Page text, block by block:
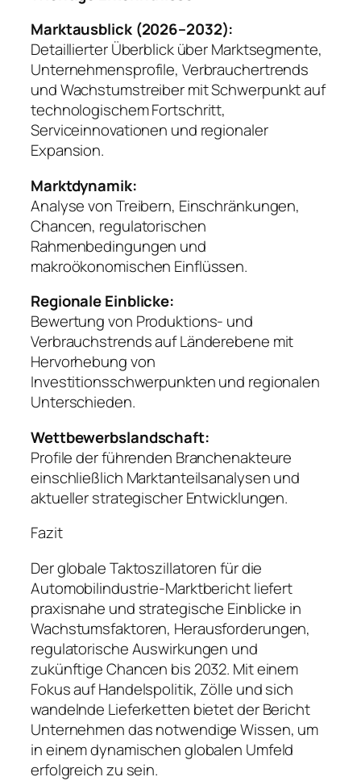
Marktausblick (2026–2032):
Detaillierter Überblick über Marktsegmente,
Unternehmensprofile, Verbrauchertrends
und Wachstumstreiber mit Schwerpunkt auf
technologischem Fortschritt,
Serviceinnovationen und regionaler
Expansion.
Marktdynamik:
Analyse von Treibern, Einschränkungen,
Chancen, regulatorischen
Rahmenbedingungen und
makroökonomischen Einflüssen.
Regionale Einblicke:
Bewertung von Produktions- und
Verbrauchstrends auf Länderebene mit
Hervorhebung von
Investitionsschwerpunkten und regionalen
Unterschieden.
Wettbewerbslandschaft:
Profile der führenden Branchenakteure
einschließlich Marktanteilsanalysen und
aktueller strategischer Entwicklungen.
Fazit
Der globale Taktoszillatoren für die
Automobilindustrie-Marktbericht liefert
praxisnahe und strategische Einblicke in
Wachstumsfaktoren, Herausforderungen,
regulatorische Auswirkungen und
zukünftige Chancen bis 2032. Mit einem
Fokus auf Handelspolitik, Zölle und sich
wandelnde Lieferketten bietet der Bericht
Unternehmen das notwendige Wissen, um
in einem dynamischen globalen Umfeld
erfolgreich zu sein.